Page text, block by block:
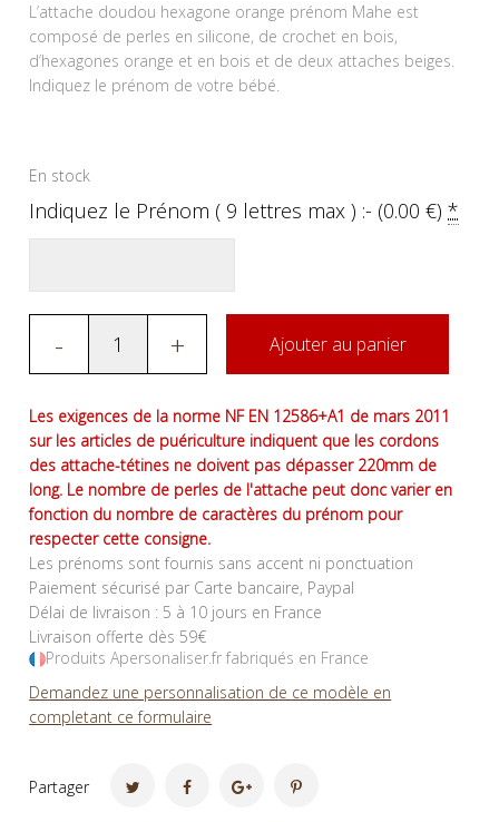
L’attache doudou hexagone orange prénom Mahe est
composé de perles en silicone, de crochet en bois,
d’hexagones orange et en bois et de deux attaches beiges.
Indiquez le prénom de votre bébé.
En stock
Indiquez le Prénom ( 9 lettres max ) :- (0.00€)*
- + Ajouter au panier
Les exigences de la norme NF EN 12586+A1 de mars 2011
sur les articles de puériculture indiquent que les cordons
des attache-tétines ne doivent pas dépasser 220mm de
long. Le nombre de perles de l'attache peut donc varier en
fonction du nombre de caractères du prénom pour
respecter cette consigne.
Les prénoms sont fournis sans accent ni ponctuation
Paiement sécurisé par Carte bancaire, Paypal
Délai de livraison : 5 à 10 jours en France
Livraison offerte dès 59€
Produits Apersonaliser.fr fabriqués en France
Demandez une personnalisation de ce modèle en
completant ce formulaire
Partager